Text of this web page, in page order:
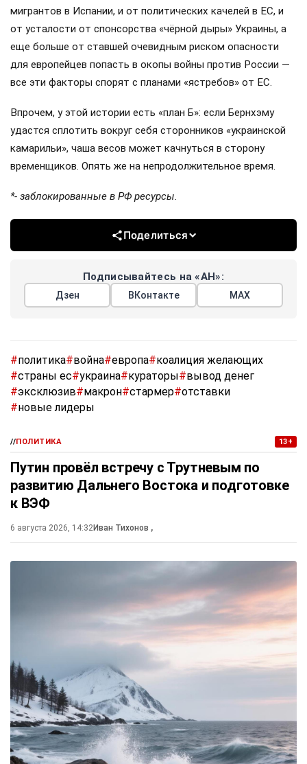
мигрантов в Испании, и от политических качелей в ЕС, и
от усталости от спонсорства «чёрной дыры» Украины, а
еще больше от ставшей очевидным риском опасности
для европейцев попасть в окопы войны против России —
все эти факторы спорят с планами «ястребов» от ЕС.
Впрочем, у этой истории есть «план Б»: если Бернхэму
удастся сплотить вокруг себя сторонников «украинской
камарильи», чаша весов может качнуться в сторону
временщиков. Опять же на непродолжительное время.
*- заблокированные в РФ ресурсы.
Поделиться
Подписывайтесь на «АН»:
Дзен ВКонтакте МАХ
#политика#война#европа#коалиция желающих
#страны ес#украина#кураторы#вывод денег
#эксклюзив#макрон#стармер#отставки
#новые лидеры
//ПОЛИТИКА 13+
Путин провёл встречу с Трутневым по
развитию Дальнего Востока и подготовке
к ВЭФ
6 августа 2026, 14:32Иван Тихонов ,